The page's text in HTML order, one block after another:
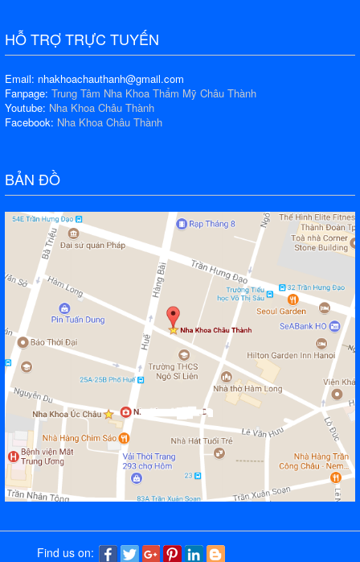
HỖ TRỢ TRỰC TUYẾN
Email: nhakhoachauthanh@gmail.com
Fanpage: Trung Tâm Nha Khoa Thẩm Mỹ Châu Thành
Youtube: Nha Khoa Châu Thành
Facebook: Nha Khoa Châu Thành
BẢN ĐỒ
Find us on: